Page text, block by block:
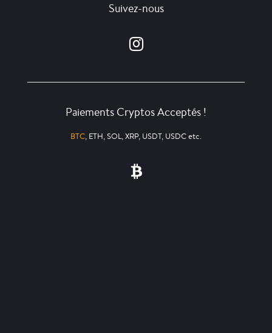
Suivez-nous
Paiements Cryptos Acceptés !
BTC, ETH, SOL, XRP, USDT, USDC etc.